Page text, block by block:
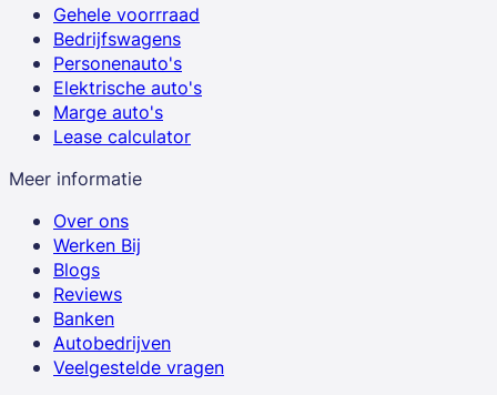
Gehele voorrraad
Bedrijfswagens
Personenauto's
Elektrische auto's
Marge auto's
Lease calculator
Meer informatie
Over ons
Werken Bij
Blogs
Reviews
Banken
Autobedrijven
Veelgestelde vragen